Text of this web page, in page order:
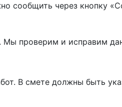
через кнопку
Мы проверим и исправим
В смете должны быть